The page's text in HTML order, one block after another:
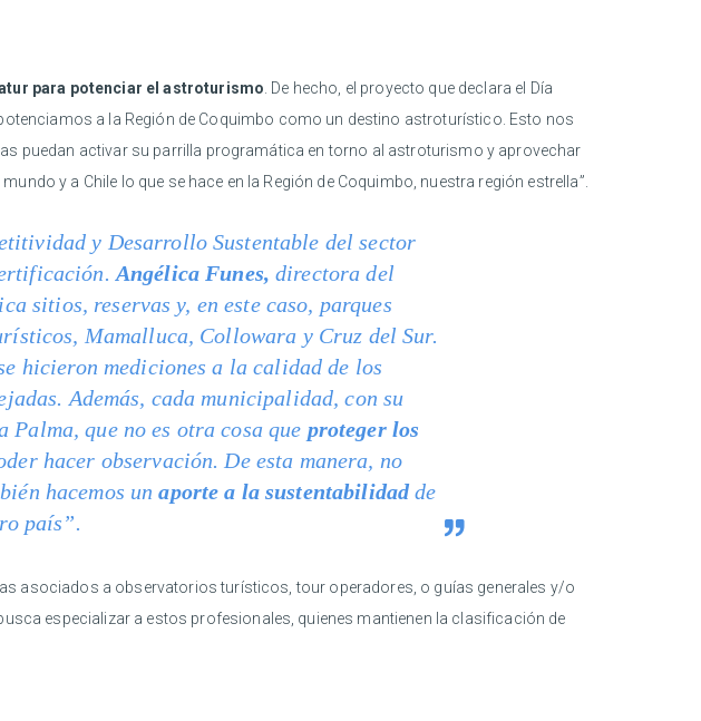
para potenciar el astroturismo. De hecho, el proyecto que declara el Día
a la Región de Coquimbo como un destino astroturístico. Esto nos
puedan activar su parrilla programática en torno al astroturismo y aprovechar
y a Chile lo que se hace en la Región de Coquimbo, nuestra región estrella”.
y Desarrollo Sustentable del sector
Angélica Funes, directora del
sitios, reservas y, en este caso, parques
Mamalluca, Collowara y Cruz del Sur.
hicieron mediciones a la calidad de los
Además, cada municipalidad, con su
que no es otra cosa que proteger los
hacer observación. De esta manera, no
hacemos unaporte a la sustentabilidadde
país”.
asociados a observatorios turísticos, tour operadores, o guías generales y/o
especializar a estos profesionales, quienes mantienen la clasificación de